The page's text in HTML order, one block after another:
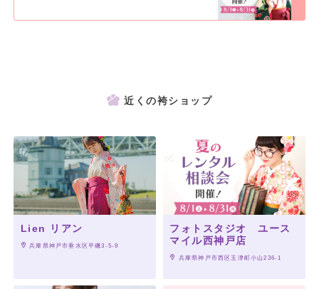
近くの袴ショップ
Lien リアン
兵庫県神戸市垂水区平磯3-5-9
フォトスタジオ ユース
マイル西神戸店
兵庫県神戸市西区玉津町小山236-1